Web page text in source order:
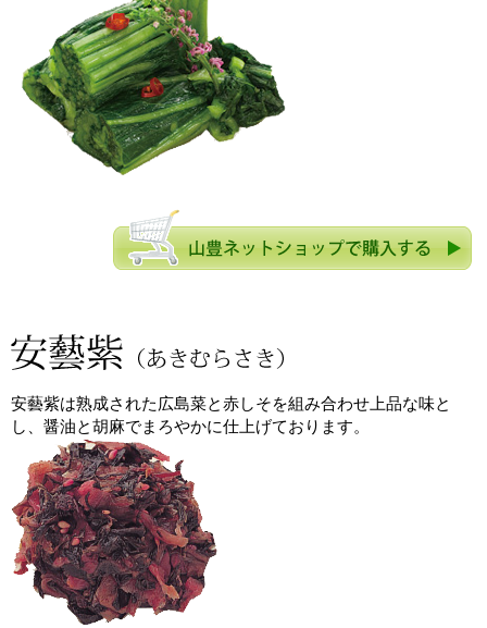
安藝紫は熟成された広島菜と赤しそを組み合わせ上品な味と
し、醤油と胡麻でまろやかに仕上げております。